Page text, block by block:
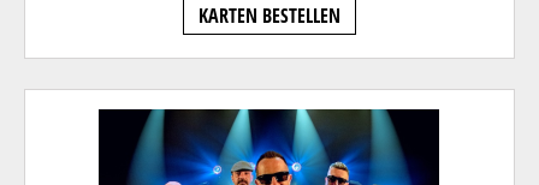
KARTEN BESTELLEN